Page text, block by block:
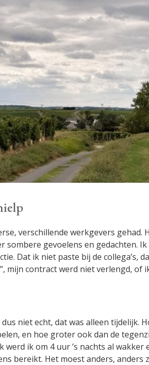
verschillende werkgevers
sombere gevoelens en gedachten.
Dat ik niet paste bij de collega’s,
mijn contract werd niet verlengd, of
niet echt, dat was alleen tijdelijk.
en hoe groter ook dan de
werd ik om 4 uur ’s nachts al
bereikt. Het moest anders,